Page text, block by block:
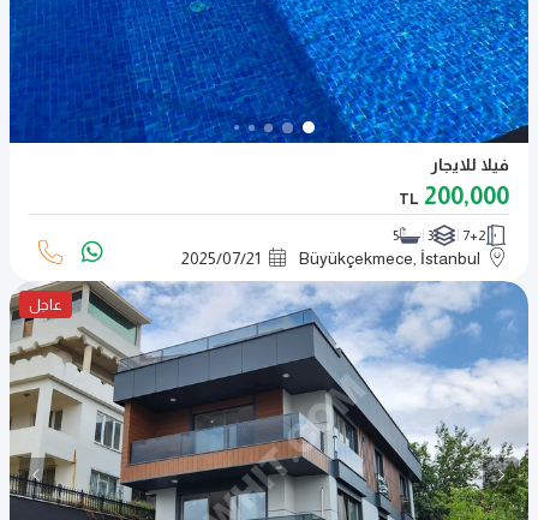
فيلا للايجار
200,000
TL
7+2
3
5
Büyükçekmece, İstanbul
2025/07/21
عاجل